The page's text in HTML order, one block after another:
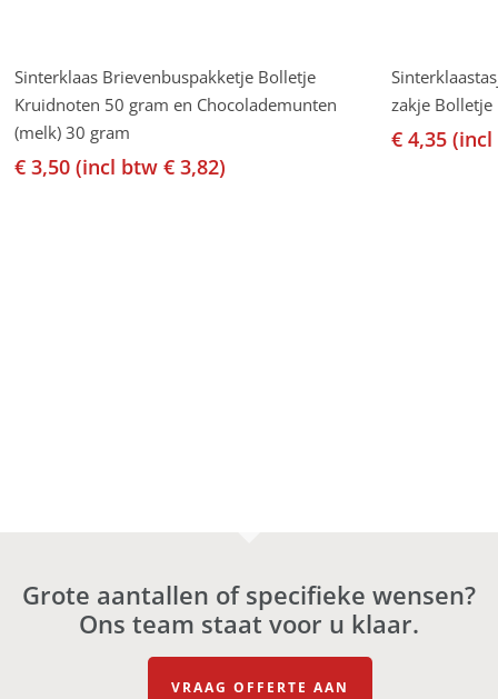
Lees Verder
Sinterklaas Brievenbuspakketje Bolletje
Kruidnoten 50 gram en Chocolademunten
(melk) 30 gram
€ 3,50 (incl btw€ 3,82)
zakje
€4,35
Grote aantallen of specifieke wensen?
Ons team staat voor u klaar.
VRAAG OFFERTE AAN